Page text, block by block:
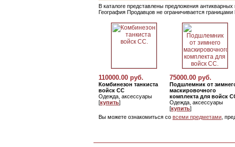
В каталоге представлены предложения
География Продавцов не ограничивается
110000.00 руб.
Комбинезон танкиста
войск СС
Одежда, аксессуары
[купить]
75000.00 руб.
Подшлемник от
маскировочного
комплекта для войск
Одежда, аксессуары
[купить]
Вы можете ознакомиться со всеми предметами ,